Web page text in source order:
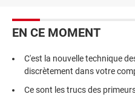
EN CE MOMENT
C'est la nouvelle technique
discrètement dans votre
Ce sont les trucs des